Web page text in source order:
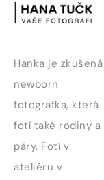
Hanka je zkušená
newborn
fotografka, která
fotí také rodiny a
páry. Fotí v
ateliéru v